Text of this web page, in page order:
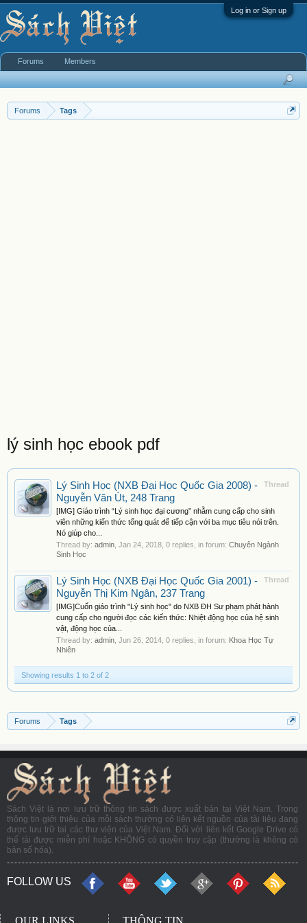
Log in or Sign up
Forums Tags
lý sinh học ebook pdf
Thread
Lý Sinh Học (NXB Đại Học Quốc Gia 2008) -
Nguyễn Văn Út, 248 Trang
[IMG] Giáo trình “Lý sinh học đại cương” nhằm cung cấp cho sinh
viên những kiến thức tổng quát để tiếp cận với ba mục tiêu nói trên.
Nó giúp cho...
Thread by: admin Jan 24, 2018 , 0 replies, in forum: Chuyên Ngành
Sinh Học
Thread
Lý Sinh Học (NXB Đại Học Quốc Gia 2001) -
Nguyễn Thị Kim Ngân, 237 Trang
[IMG]Cuốn giáo trình "Lý sinh học" do NXB ĐH Sư phạm phát hành
cung cấp cho người đọc các kiến thức: Nhiệt động học của hệ sinh
vật, động học của...
Thread by: admin Jun 26, 2014 , 0 replies, in forum: Khoa Học Tự
Nhiên
Showing results 1 to 2 of 2
Forums Tags
Forums Members
Sách Việt là nơi lưu trữ thông tin sách được xuất bản tại Việt Nam. Trong
thông tin giới thiệu của mỗi sách thường có liên kết nguồn của tài liệu đang
được lưu trữ tại các thư viện của Việt Nam. Đối với liên kết Google Drive có
thể tải được miễn phí hoặc KHÔNG có quyền truy cập (thường là không có
bản số hóa).
FOLLOW US
OUR LINKS THÔNG TIN